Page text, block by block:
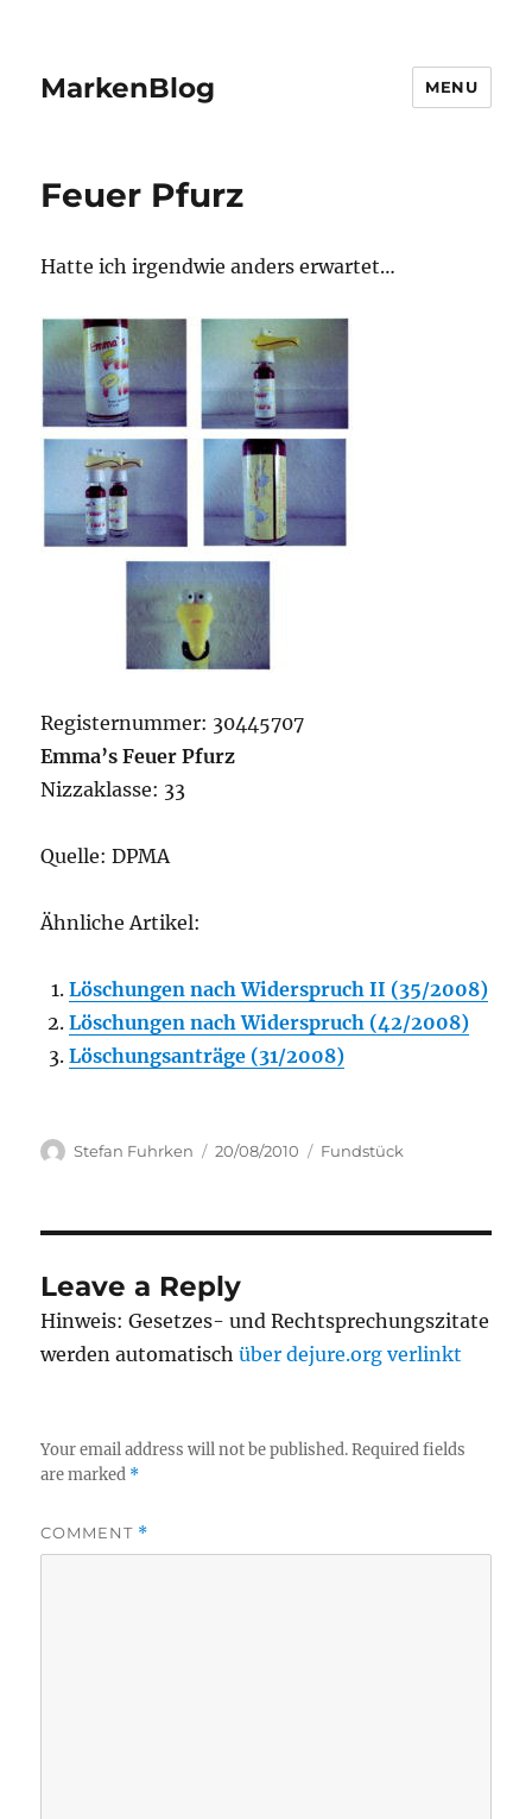
MarkenBlog MENU
Feuer Pfurz
Hatte ich irgendwie anders erwartet…
Registernummer: 30445707
Emma’s Feuer Pfurz
Nizzaklasse: 33
Quelle: DPMA
Ähnliche Artikel:
Löschungen nach Widerspruch II (35/2008)
Löschungen nach Widerspruch (42/2008)
Löschungsanträge (31/2008)
Author
Stefan Fuhrken
Posted
20/08/2010 Categories
Fundstück
Leave a Reply
Hinweis: Gesetzes- und Rechtsprechungszitate
werden automatischüber dejure.org verlinkt
Your email address will not be published. Required fields
are marked *
COMMENT *